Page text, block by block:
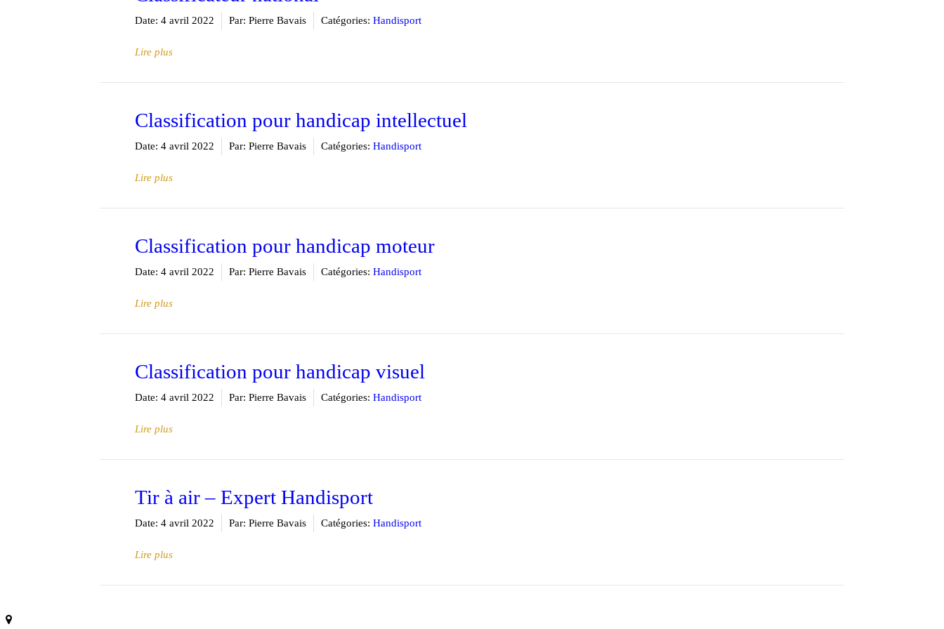
Date: 4 avril 2022 Par: Pierre Bavais Catégories: Handisport
Lire plus
Classification pour handicap intellectuel
Date: 4 avril 2022 Par: Pierre Bavais Catégories: Handisport
Lire plus
Classification pour handicap moteur
Date: 4 avril 2022 Par: Pierre Bavais Catégories: Handisport
Lire plus
Classification pour handicap visuel
Date: 4 avril 2022 Par: Pierre Bavais Catégories: Handisport
Lire plus
Tir à air – Expert Handisport
Date: 4 avril 2022 Par: Pierre Bavais Catégories: Handisport
Lire plus